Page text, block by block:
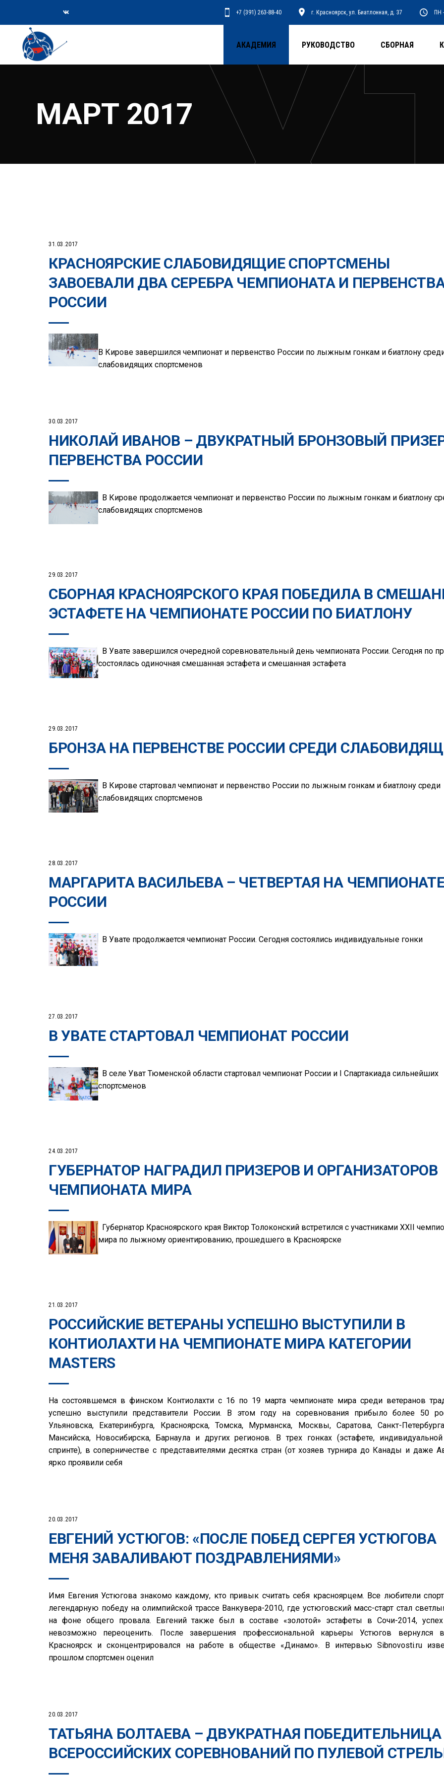
+7 (391) 263-88-40 г. Красноярск, ул. Биатлонная, д. 37 ПН
АКАДЕМИЯ РУКОВОДСТВО СБОРНАЯ
МАРТ 2017
31.03.2017
КРАСНОЯРСКИЕ СЛАБОВИДЯЩИЕ СПОРТСМЕНЫ
ЗАВОЕВАЛИ ДВА СЕРЕБРА ЧЕМПИОНАТА И
РОССИИ
В Кирове завершился чемпионат и первенство России по лыжным гонкам и биатлону
слабовидящих спортсменов
30.03.2017
НИКОЛАЙ ИВАНОВ – ДВУКРАТНЫЙ БРОНЗОВЫЙ
ПЕРВЕНСТВА РОССИИ
В Кирове продолжается чемпионат и первенство России по лыжным гонкам и биатлону
слабовидящих спортсменов
29.03.2017
СБОРНАЯ КРАСНОЯРСКОГО КРАЯ ПОБЕДИЛА В
ЭСТАФЕТЕ НА ЧЕМПИОНАТЕ РОССИИ ПО БИАТЛОНУ
В Увате завершился очередной соревновательный день чемпионата России. Сегодня по
состоялась одиночная смешанная эстафета и смешанная эстафета
29.03.2017
БРОНЗА НА ПЕРВЕНСТВЕ РОССИИ СРЕДИ
В Кирове стартовал чемпионат и первенство России по лыжным гонкам и биатлону среди
слабовидящих спортсменов
28.03.2017
МАРГАРИТА ВАСИЛЬЕВА – ЧЕТВЕРТАЯ НА
РОССИИ
В Увате продолжается чемпионат России. Сегодня состоялись индивидуальные гонки
27.03.2017
В УВАТЕ СТАРТОВАЛ ЧЕМПИОНАТ РОССИИ
В селе Уват Тюменской области стартовал чемпионат России и I Спартакиада сильнейших
спортсменов
24.03.2017
ГУБЕРНАТОР НАГРАДИЛ ПРИЗЕРОВ И ОРГАНИЗАТОРОВ
ЧЕМПИОНАТА МИРА
Губернатор Красноярского края Виктор Толоконский встретился с участниками XXII
мира по лыжному ориентированию, прошедшего в Красноярске
21.03.2017
РОССИЙСКИЕ ВЕТЕРАНЫ УСПЕШНО ВЫСТУПИЛИ В
КОНТИОЛАХТИ НА ЧЕМПИОНАТЕ МИРА КАТЕГОРИИ
MASTERS
На состоявшемся в финском Контиолахти с 16 по 19 марта чемпионате мира среди ветеранов
успешно выступили представители России. В этом году на соревнования прибыло более 50
Ульяновска, Екатеринбурга, Красноярска, Томска, Мурманска, Москвы, Саратова, Санкт-
Мансийска, Новосибирска, Барнаула и других регионов. В трех гонках (эстафете,
спринте), в соперничестве с представителями десятка стран (от хозяев турнира до Канады и даже
ярко проявили себя
20.03.2017
ЕВГЕНИЙ УСТЮГОВ: «ПОСЛЕ ПОБЕД СЕРГЕЯ УСТЮГОВА
МЕНЯ ЗАВАЛИВАЮТ ПОЗДРАВЛЕНИЯМИ»
Имя Евгения Устюгова знакомо каждому, кто привык считать себя красноярцем. Все любители
легендарную победу на олимпийской трассе Ванкувера-2010, где устюговский масс-старт стал
на фоне общего провала. Евгений также был в составе «золотой» эстафеты в Сочи-2014, успех
невозможно переоценить. После завершения профессиональной карьеры Устюгов вернулся
Красноярск и сконцентрировался на работе в обществе «Динамо». В интервью Sibnovosti.ru
прошлом спортсмен оценил
20.03.2017
ТАТЬЯНА БОЛТАЕВА – ДВУКРАТНАЯ ПОБЕДИТЕЛЬНИЦА
ВСЕРОССИЙСКИХ СОРЕВНОВАНИЙ ПО ПУЛЕВОЙ